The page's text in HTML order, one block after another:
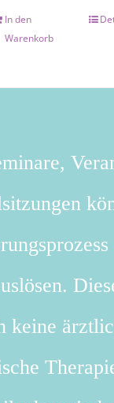
In den
Warenkorb
keine